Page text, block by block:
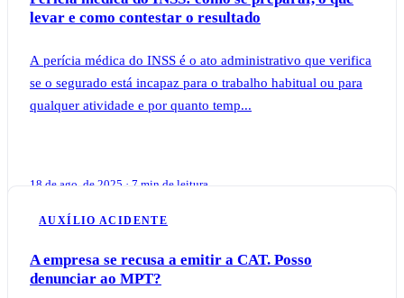
levar e como contestar o resultado
A perícia médica do INSS é o ato administrativo que verifica
se o segurado está incapaz para o trabalho habitual ou para
qualquer atividade e por quanto temp...
18 de ago. de 2025 · 7 min de leitura
AUXÍLIO ACIDENTE
A empresa se recusa a emitir a CAT. Posso
denunciar ao MPT?